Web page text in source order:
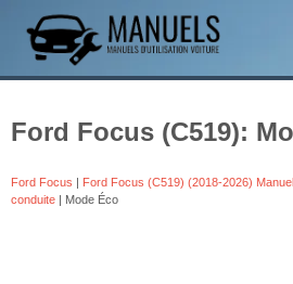
Ford Focus (C519):
Ford Focus | Ford Focus (C519) (2018-2026)
conduite | Mode Éco